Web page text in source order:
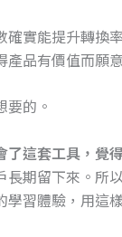
確實能提升轉換
品有價值而願
要的。
這套工具，覺
長期留下來。所
學習體驗，用這